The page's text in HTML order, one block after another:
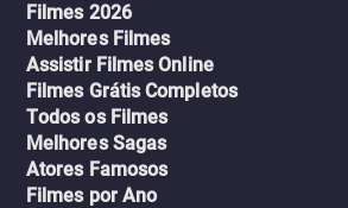
Filmes 2026
Melhores Filmes
Assistir Filmes Online
Filmes Grátis Completos
Todos os Filmes
Melhores Sagas
Atores Famosos
Filmes por Ano